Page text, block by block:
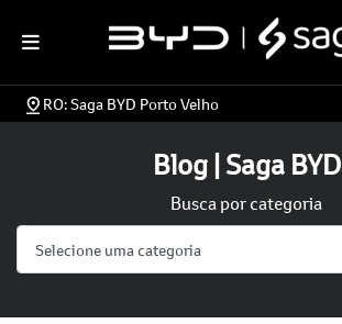
RO: Saga BYD Porto Velho
Blog | Saga BYD
Busca por categoria